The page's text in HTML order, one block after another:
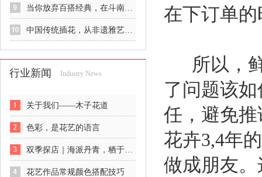
当你放弃百搭经典，在斗南花市你可以获得……
中国传统插花，从非遗雅艺到商业新宠
行业新闻 Industry News
关于我们——木子花道
色彩，是花艺的语言
双季探店｜海派丹青，栖于花间：一场不期而遇的艺术展
花艺作品常规颜色搭配技巧
在下订单
所以，鲜
了问题该
任，避免
花卉3,4年
做成朋友